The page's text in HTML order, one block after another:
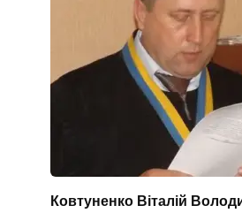
Ковтуненко Віталій